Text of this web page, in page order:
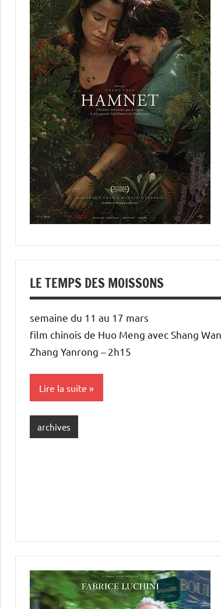
LE TEMPS DES MOISSONS
semaine du 11 au 17 mars
film chinois de Huo Meng avec Shang
Zhang Yanrong – 2h15
Lire la suite
archives